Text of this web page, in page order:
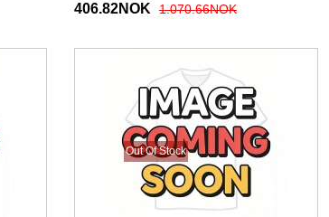
406.82NOK
1.070.66NOK
Out Of Stock